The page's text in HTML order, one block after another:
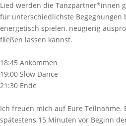
Lied werden die Tanzpartner*innen
für unterschiedlichste Begegnungen
energetisch spielen, neugierig
fließen lassen kannst.
18:45 Ankommen
19:00 Slow Dance
21:30 Ende
Ich freuen mich auf Eure
spätestens 15 Minuten vor Beginn